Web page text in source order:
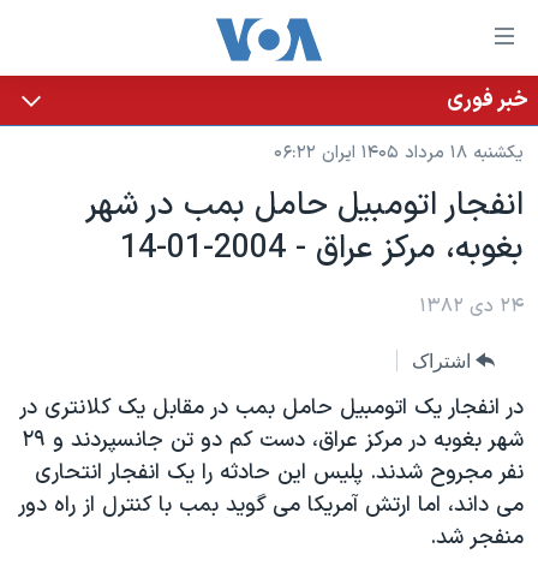
لینکهای
قابل
دسترسی
جهش
محتوای
اصلی
جهش
به
اصلی
جهش
به
جستجو
خانه
نسخه سبک وب‌سایت
موضوع ها
ایران
آمریکا
گزیده‌ها
ویژه برنامه‌ها
برنامه های تلویزیونی
جدول برنامه ها
صفحه‌های ویژه
عملیات خشم حماسی
۲۵۰سالگی آمریکا
بایگانی برنامه‌های تلویزیونی
پخش رادیویی
یادگیری زبان انگلیسی
خبر فوری
یکشنبه ۱۸ مرداد ۱۴۰۵ ایران ۰۶:۲۲
انفجار اتومبيل حامل بمب در شهر
بغوبه، مرکز عراق - 2004-01-14
۲۴ دی ۱۳۸۲
اشتراک
در انفجار يک اتومبيل حامل بمب در مقابل يک کلانتری در
شهر بغوبه در مرکز عراق، دست کم دو تن جانسپردند و ٢٩
نفر مجروح شدند. پليس اين حادثه را يک انفجار انتحاری
می داند، اما ارتش آمريکا می گويد بمب با کنترل از راه دور
منفجر شد.